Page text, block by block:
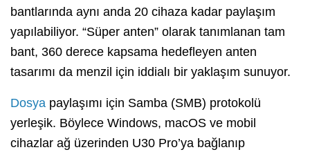
bantlarında aynı anda 20 cihaza kadar paylaşım
yapılabiliyor. “Süper anten” olarak tanımlanan tam
bant, 360 derece kapsama hedefleyen anten
tasarımı da menzil için iddialı bir yaklaşım sunuyor.
Dosya paylaşımı için Samba (SMB) protokolü
yerleşik. Böylece Windows, macOS ve mobil
cihazlar ağ üzerinden U30 Pro’ya bağlanıp